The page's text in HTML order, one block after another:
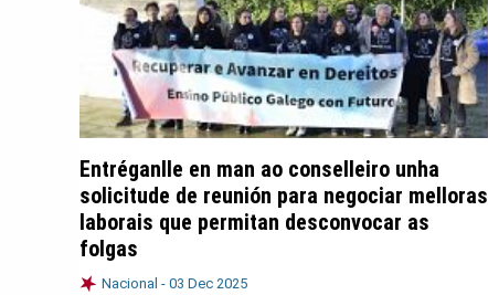
Entréganlle en man ao conselleiro unha
solicitude de reunión para negociar melloras
laborais que permitan desconvocar as
folgas
Nacional - 03 Dec 2025